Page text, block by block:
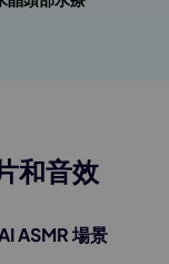
和音效
ASMR 場景